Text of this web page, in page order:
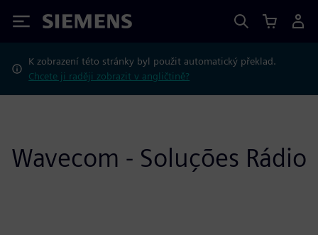
Siemens
K zobrazení této stránky byl použit automatický překlad.
Chcete ji raději zobrazit v angličtině?
Wavecom - Soluções Rádio